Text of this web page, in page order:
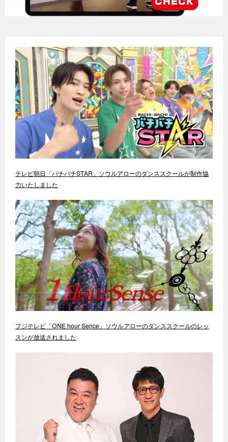
テレビ朝日「バチバチSTAR」ソウルアローのダンススクールが制作協
力いたしました
フジテレビ「ONE hour Sence」ソウルアローのダンススクールのレッ
スンが放送されました